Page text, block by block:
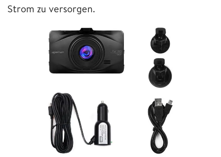
Strom zu versorgen.